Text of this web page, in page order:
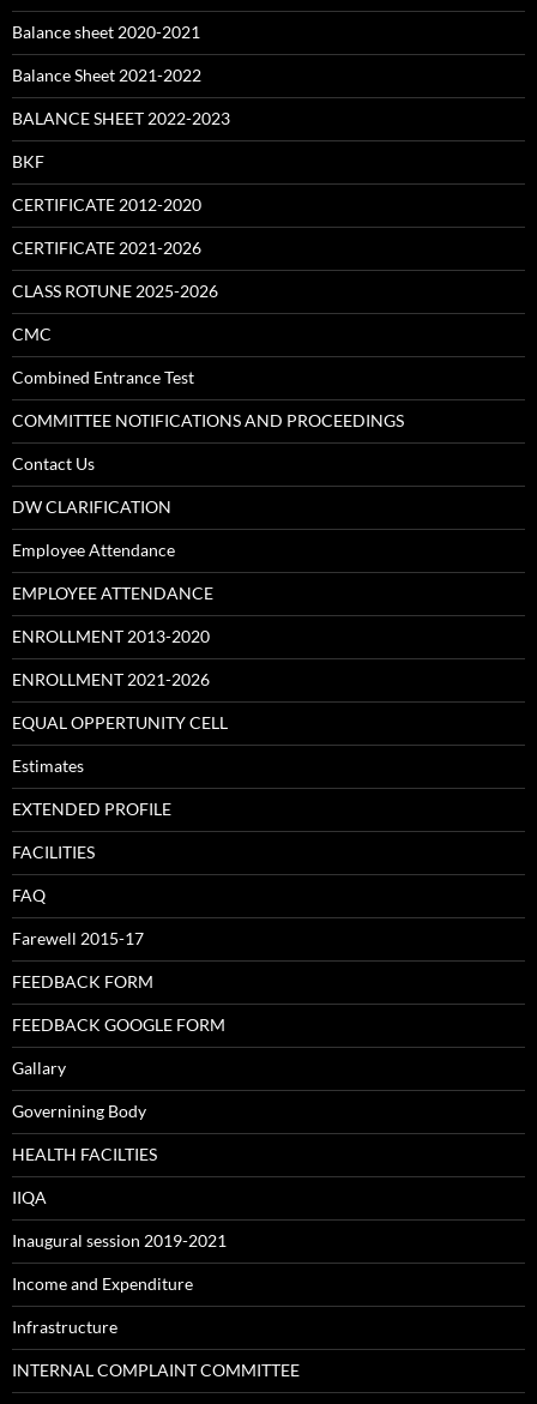
Balance sheet 2020-2021
Balance Sheet 2021-2022
BALANCE SHEET 2022-2023
BKF
CERTIFICATE 2012-2020
CERTIFICATE 2021-2026
CLASS ROTUNE 2025-2026
CMC
Combined Entrance Test
COMMITTEE NOTIFICATIONS AND PROCEEDINGS
Contact Us
DW CLARIFICATION
Employee Attendance
EMPLOYEE ATTENDANCE
ENROLLMENT 2013-2020
ENROLLMENT 2021-2026
EQUAL OPPERTUNITY CELL
Estimates
EXTENDED PROFILE
FACILITIES
FAQ
Farewell 2015-17
FEEDBACK FORM
FEEDBACK GOOGLE FORM
Gallary
Governining Body
HEALTH FACILTIES
IIQA
Inaugural session 2019-2021
Income and Expenditure
Infrastructure
INTERNAL COMPLAINT COMMITTEE